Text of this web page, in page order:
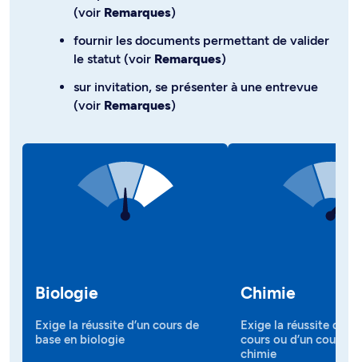
(voir Remarques)
fournir les documents permettant de valider
le statut (voir Remarques)
sur invitation, se présenter à une entrevue
(voir Remarques)
Biologie
Exige la réussite d’un cours de
base en biologie
Chimie
Exige la réussite de
cours ou d’un cours
chimie